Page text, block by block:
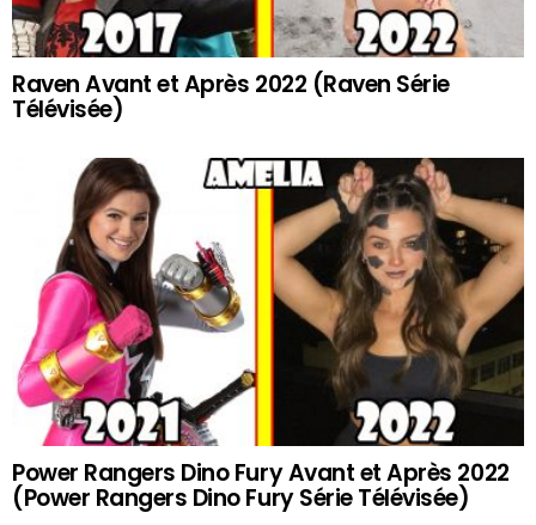
Raven Avant et Après 2022 (Raven Série
Télévisée)
Power Rangers Dino Fury Avant et Après 2022
(Power Rangers Dino Fury Série Télévisée)